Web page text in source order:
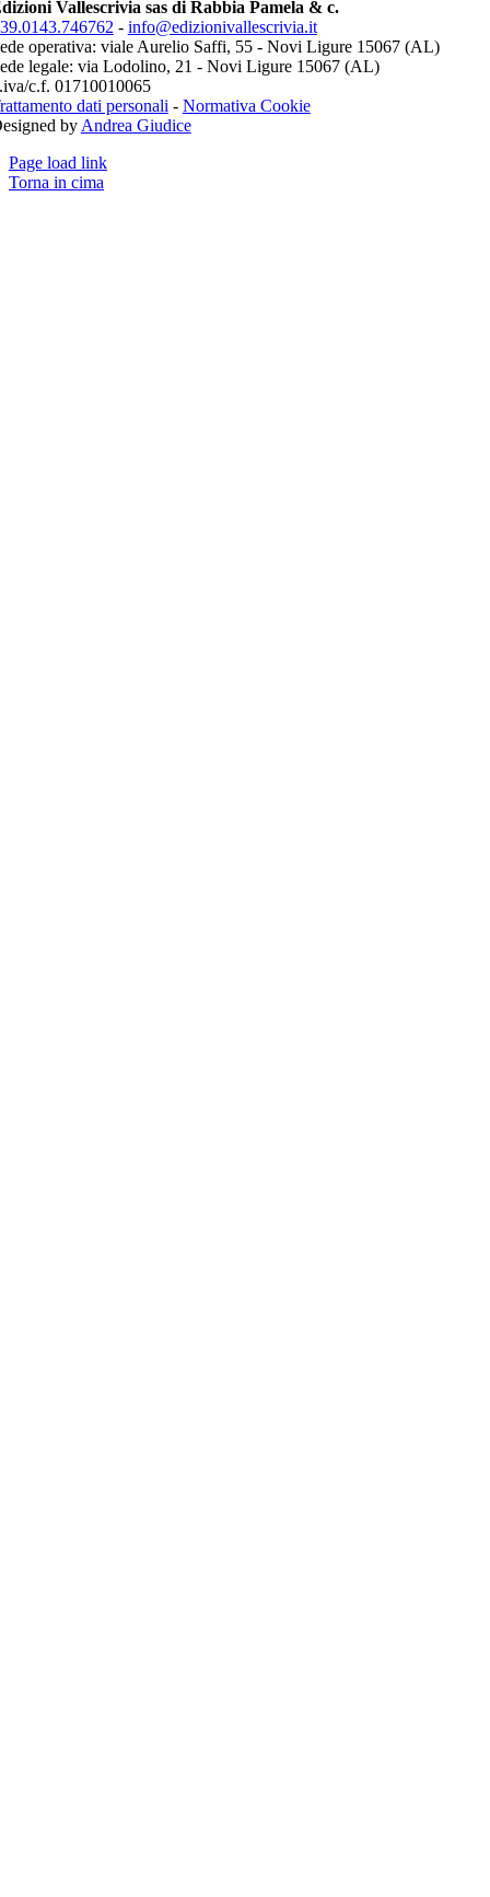
Vallescrivia sas di Rabbia Pamela & c.
- info@edizionivallescrivia.it
operativa: viale Aurelio Saffi, 55 - Novi Ligure 15067 (AL)
legale: via Lodolino, 21 - Novi Ligure 15067 (AL)
c.f. 01710010065
dati personali - Normativa Cookie
by Andrea Giudice
Page load link
Torna in cima